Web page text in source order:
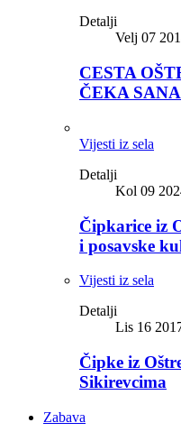
Detalji
Velj 07
CESTA
ČEKA
Vijesti iz sela
Detalji
Kol 09
Čipkarice iz
i posavske
Vijesti iz sela
Detalji
Lis 16
Čipke iz
Sikirevcima
Zabava